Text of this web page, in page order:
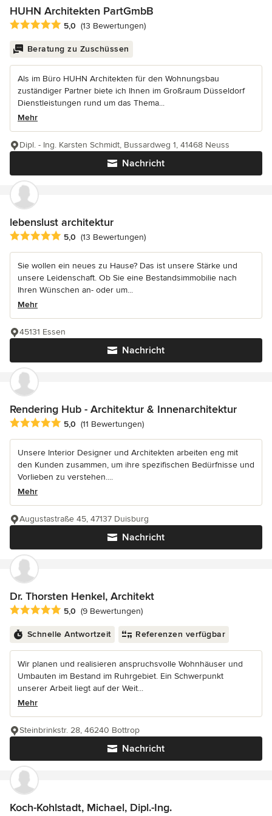
HUHN Architekten PartGmbB
Durchschnittliche Bewertung: 5 von 5 Sternen
5,0 (13 Bewertungen)
Beratung zu Zuschüssen
Als im Büro HUHN Architekten für den Wohnungsbau
zuständiger Partner biete ich Ihnen im Großraum Düsseldorf
Dienstleistungen rund um das Thema...
Mehr
Nachricht
Dipl. - Ing. Karsten Schmidt, Bussardweg 1, 41468 Neuss
lebenslust architektur
Durchschnittliche Bewertung: 5 von 5 Sternen
5,0 (13 Bewertungen)
Sie wollen ein neues zu Hause? Das ist unsere Stärke und
unsere Leidenschaft. Ob Sie eine Bestandsimmobilie nach
Ihren Wünschen an- oder um...
Mehr
Nachricht
45131 Essen
Rendering Hub - Architektur & Innenarchitektur
Durchschnittliche Bewertung: 5 von 5 Sternen
5,0 (11 Bewertungen)
Unsere Interior Designer und Architekten arbeiten eng mit
den Kunden zusammen, um ihre spezifischen Bedürfnisse und
Vorlieben zu verstehen....
Mehr
Nachricht
Augustastraße 45, 47137 Duisburg
Dr. Thorsten Henkel, Architekt
Durchschnittliche Bewertung: 5 von 5 Sternen
5,0 (9 Bewertungen)
Schnelle Antwortzeit Referenzen verfügbar
Wir planen und realisieren anspruchsvolle Wohnhäuser und
Umbauten im Bestand im Ruhrgebiet. Ein Schwerpunkt
unserer Arbeit liegt auf der Weit...
Mehr
Nachricht
Steinbrinkstr. 28, 46240 Bottrop
Koch-Kohlstadt, Michael, Dipl.-Ing.